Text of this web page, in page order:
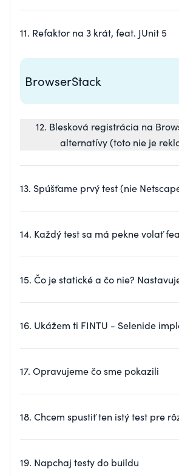
11. Refaktor na 3 krát, feat. JUnit 5
BrowserStack
12. Blesková registrácia na
alternatívy (toto nie je
13. Spúšťame prvý test (nie
14. Každý test sa má pekne volať
15. Čo je statické a čo nie?
16. Ukážem ti FINTU - Selenide
17. Opravujeme čo sme pokazili
18. Chcem spustiť ten istý test pre
19. Napchaj testy do buildu